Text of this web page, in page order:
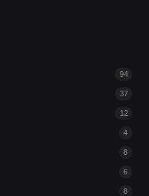
94
37
12
4
8
6
8